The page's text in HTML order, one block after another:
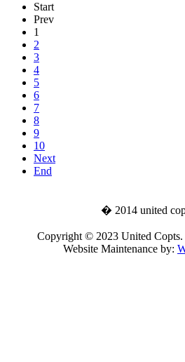
Start
Prev
1
2
3
4
5
6
7
8
9
10
Next
End
� 2014 united
Copyright © 2023 United Copts.
Website Maintenance by: